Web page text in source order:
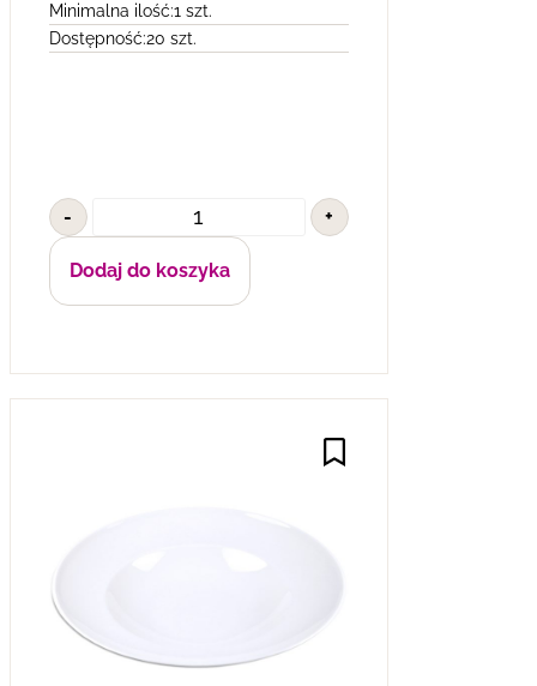
Minimalna ilość:1 szt.
Dostępność:20 szt.
- +
Dodaj do koszyka